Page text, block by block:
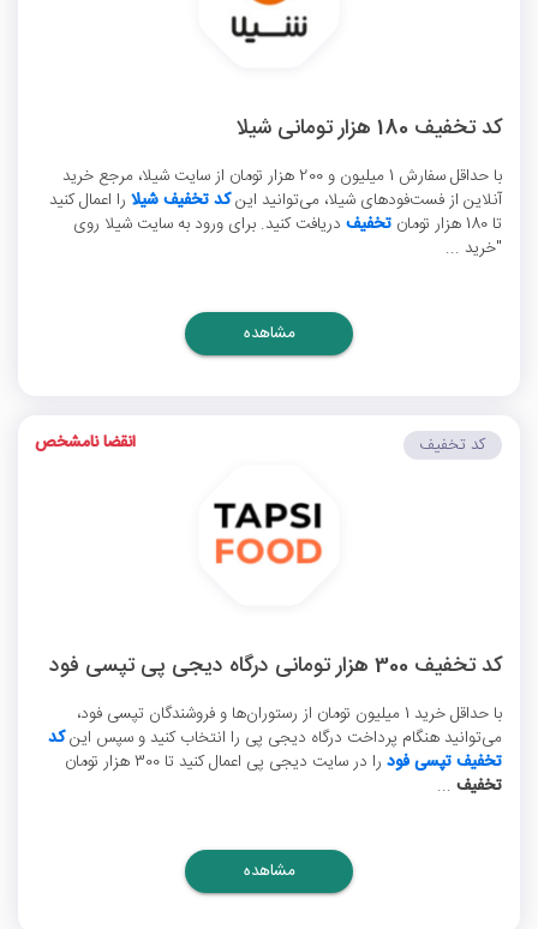
کد تخفیف 180 هزار تومانی شیلا
با حداقل سفارش 1 میلیون و 200 هزار تومان از سایت شیلا، مرجع خرید
آنلاین از فست‌فودهای شیلا، می‌توانید اینکد تخفیف شیلا را اعمال کنید
تا 180 هزار تومان
تخفیف دریافت کنید. برای ورود به سایت شیلا روی
"خرید ...
مشاهده
کد تخفیف 300 هزار تومانی درگاه دیجی پی تپسی فود
با حداقل خرید 1 میلیون تومان از رستوران‌ها و فروشندگان تپسی فود،
می‌توانید هنگام پرداخت درگاه دیجی پی را انتخاب کنید و سپس اینکد
تخفیف تپسی فود را در سایت دیجی پی اعمال کنید تا 300 هزار تومان
تخفیف ...
کد تخفیف انقضا نامشخص
مشاهده